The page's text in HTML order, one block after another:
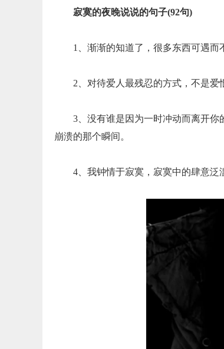
寂寞的夜晚说说的句子(92句)
1、渐渐的知道了，很多东西可遇而
2、对待爱人最残忍的方式，不是爱
3、没有谁是因为一时冲动而离开
崩溃的那个瞬间。
4、我钟情于寂寞，寂寞中的肆意